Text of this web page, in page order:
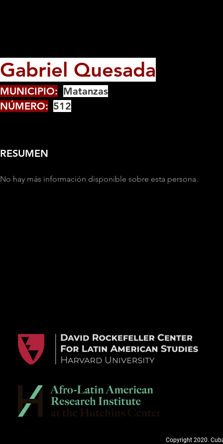
Gabriel Quesada
MUNICIPIO: Matanzas
NÚMERO: 512
RESUMEN
No hay más información disponible sobre esta persona.
Copyright 2020.